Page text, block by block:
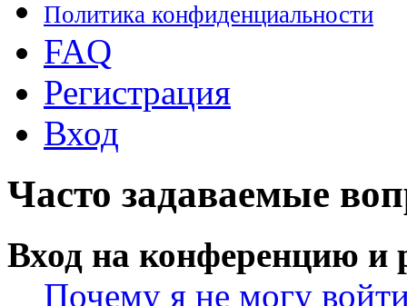
Политика конфиденциальности
FAQ
Регистрация
Вход
Часто задаваемые
Вход на конференцию и
Почему я не могу